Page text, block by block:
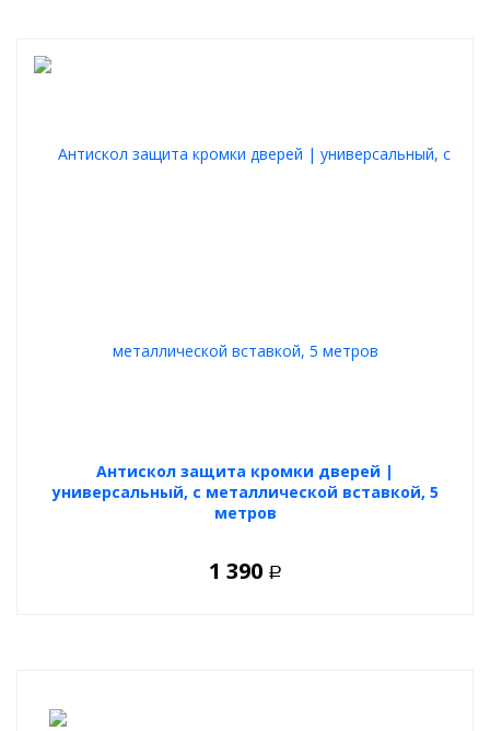
Антискол защита кромки дверей |
универсальный, с металлической вставкой, 5
метров
1 390 Р